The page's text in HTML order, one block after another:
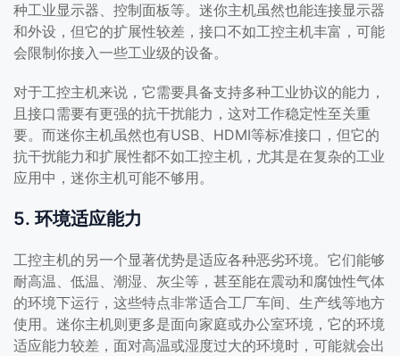
种工业显示器、控制面板等。迷你主机虽然也能连接显示器
和外设，但它的扩展性较差，接口不如工控主机丰富，可能
会限制你接入一些工业级的设备。
对于工控主机来说，它需要具备支持多种工业协议的能力，
且接口需要有更强的抗干扰能力，这对工作稳定性至关重
要。而迷你主机虽然也有USB、HDMI等标准接口，但它的
抗干扰能力和扩展性都不如工控主机，尤其是在复杂的工业
应用中，迷你主机可能不够用。
5. 环境适应能力
工控主机的另一个显著优势是适应各种恶劣环境。它们能够
耐高温、低温、潮湿、灰尘等，甚至能在震动和腐蚀性气体
的环境下运行，这些特点非常适合工厂车间、生产线等地方
使用。迷你主机则更多是面向家庭或办公室环境，它的环境
适应能力较差，面对高温或湿度过大的环境时，可能就会出